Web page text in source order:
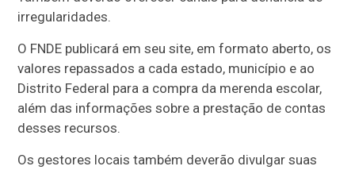
irregularidades.
O FNDE publicará em seu site, em formato aberto, os
valores repassados a cada estado, município e ao
Distrito Federal para a compra da merenda escolar,
além das informações sobre a prestação de contas
desses recursos.
Os gestores locais também deverão divulgar suas